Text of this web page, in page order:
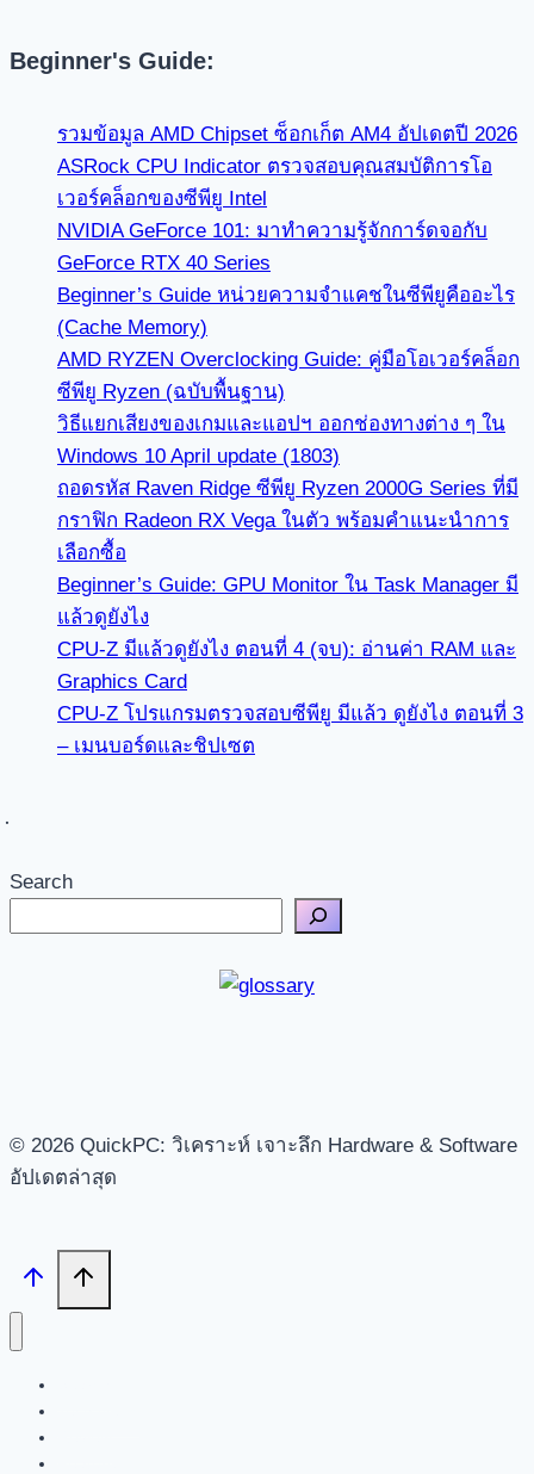
Beginner's Guide:
รวมข้อมูล AMD Chipset ซ็อกเก็ต AM4 อัปเดตปี 2026
ASRock CPU Indicator ตรวจสอบคุณสมบัติการโอ
เวอร์คล็อกของซีพียู Intel
NVIDIA GeForce 101: มาทำความรู้จักการ์ดจอกับ
GeForce RTX 40 Series
Beginner’s Guide หน่วยความจำแคชในซีพียูคืออะไร
(Cache Memory)
AMD RYZEN Overclocking Guide: คู่มือโอเวอร์คล็อก
ซีพียู Ryzen (ฉบับพื้นฐาน)
วิธีแยกเสียงของเกมและแอปฯ ออกช่องทางต่าง ๆ ใน
Windows 10 April update (1803)
ถอดรหัส Raven Ridge ซีพียู Ryzen 2000G Series ที่มี
กราฟิก Radeon RX Vega ในตัว พร้อมคำแนะนำการ
เลือกซื้อ
Beginner’s Guide: GPU Monitor ใน Task Manager มี
แล้วดูยังไง
CPU-Z มีแล้วดูยังไง ตอนที่ 4 (จบ): อ่านค่า RAM และ
Graphics Card
CPU-Z โปรแกรมตรวจสอบซีพียู มีแล้ว ดูยังไง ตอนที่ 3
– เมนบอร์ดและชิปเซต
Search
© 2026 QuickPC: วิเคราะห์ เจาะลึก Hardware & Software
อัปเดตล่าสุด